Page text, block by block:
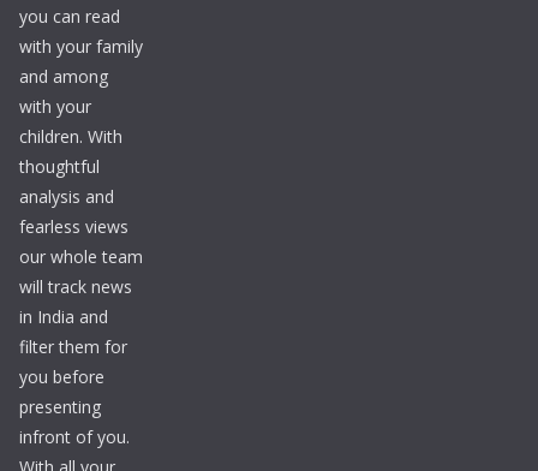
you can read
with your family
and among
with your
children. With
thoughtful
analysis and
fearless views
our whole team
will track news
in India and
filter them for
you before
presenting
infront of you.